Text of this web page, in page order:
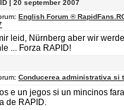
| 20 september 2007
English Forum ®
leid, Nürnberg aber wir
... Forza RAPID!
Conducerea administrativa si
e un jegos si un mincinos
de RAPID.